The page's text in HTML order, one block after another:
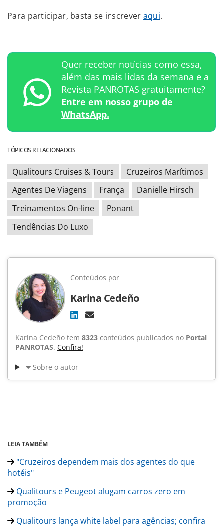
Para participar, basta se inscrever aqui.
Quer receber notícias como essa,
além das mais lidas da semana e a
Revista PANROTAS gratuitamente?
Entre em nosso grupo de
WhatsApp.
TÓPICOS RELACIONADOS
Qualitours Cruises & Tours
Cruzeiros Marítimos
Agentes De Viagens
França
Danielle Hirsch
Treinamentos On-line
Ponant
Tendências Do Luxo
Conteúdos por
Karina Cedeño
Karina Cedeño tem 8323 conteúdos publicados no Portal
PANROTAS. Confira!
Sobre o autor
LEIA TAMBÉM
"Cruzeiros dependem mais dos agentes do que
hotéis"
Qualitours e Peugeot alugam carros zero em
promoção
Qualitours lança white label para agências; confira